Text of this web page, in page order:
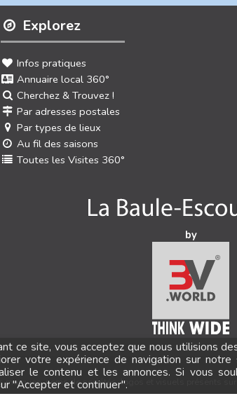
Explorez
Infos pratiques
Annuaire local 360°
Cherchez & Trouvez !
Par adresses postales
Par types de lieux
Au fil des saisons
Toutes les Visites 360°
by
marques, noms de sociétés, logos et visuels présents
ce site, vous acceptez que nous utilisions
votre expérience de navigation sur
le contenu et les annonces. Si vous
"Accepter et continuer".